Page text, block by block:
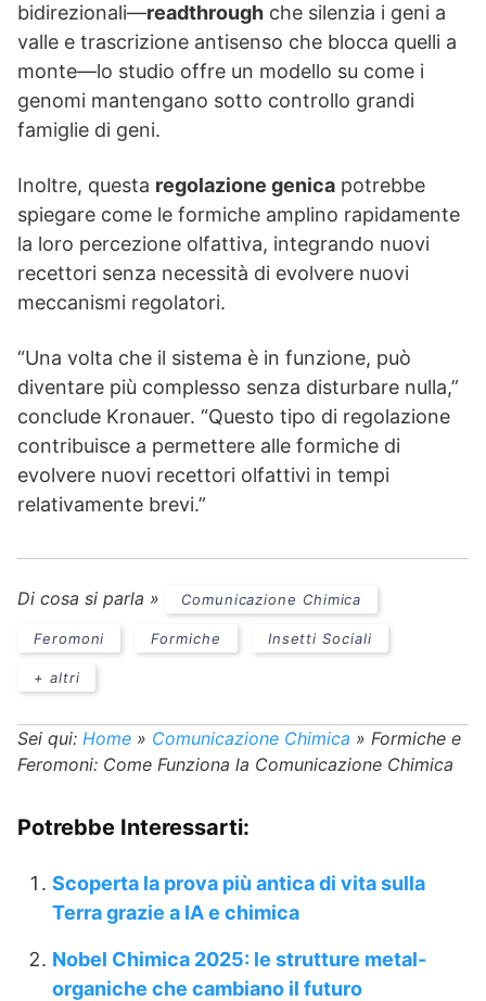
bidirezionali—readthrough che silenzia i geni a
valle e trascrizione antisenso che blocca quelli a
monte—lo studio offre un modello su come i
genomi mantengano sotto controllo grandi
famiglie di geni.
Inoltre, questa regolazione genica potrebbe
spiegare come le formiche amplino rapidamente
la loro percezione olfattiva, integrando nuovi
recettori senza necessità di evolvere nuovi
meccanismi regolatori.
“Una volta che il sistema è in funzione, può
diventare più complesso senza disturbare nulla,”
conclude Kronauer. “Questo tipo di regolazione
contribuisce a permettere alle formiche di
evolvere nuovi recettori olfattivi in tempi
relativamente brevi.”
Di cosa si parla » Comunicazione Chimica
Feromoni Formiche Insetti Sociali
+ altri
Sei qui: Home » Comunicazione Chimica » Formiche e
Feromoni: Come Funziona la Comunicazione Chimica
Potrebbe Interessarti:
Scoperta la prova più antica di vita sulla
Terra grazie a IA e chimica
Nobel Chimica 2025: le strutture metal-
organiche che cambiano il futuro